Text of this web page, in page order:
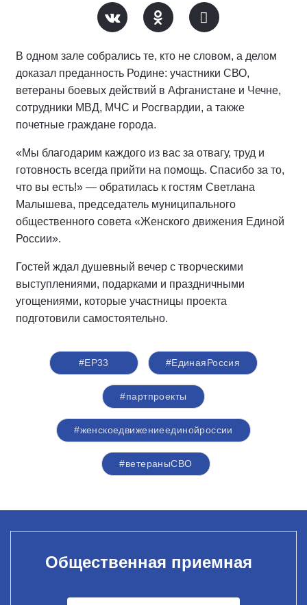
В одном зале собрались те, кто не словом, а делом
доказал преданность Родине: участники СВО,
ветераны боевых действий в Афганистане и Чечне,
сотрудники МВД, МЧС и Росгвардии, а также
почетные граждане города.
«Мы благодарим каждого из вас за отвагу, труд и
готовность всегда прийти на помощь. Спасибо за то,
что вы есть!» — обратилась к гостям Светлана
Малышева, председатель муниципального
общественного совета «Женского движения Единой
России».
Гостей ждал душевный вечер с творческими
выступлениями, подарками и праздничными
угощениями, которые участницы проекта
подготовили самостоятельно.
#ЕР33 #‎ЕдинаяРоссия
#партпроекты
#женскоедвижениеединойроссии
#ветераныСВО
Общественная приемная